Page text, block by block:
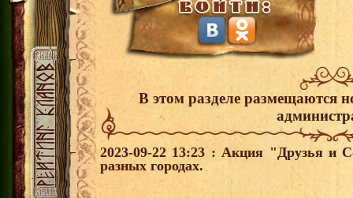
В этом разделе размещаются
2023-09-22 13:23 : Акция "Друзья и
разных городах.